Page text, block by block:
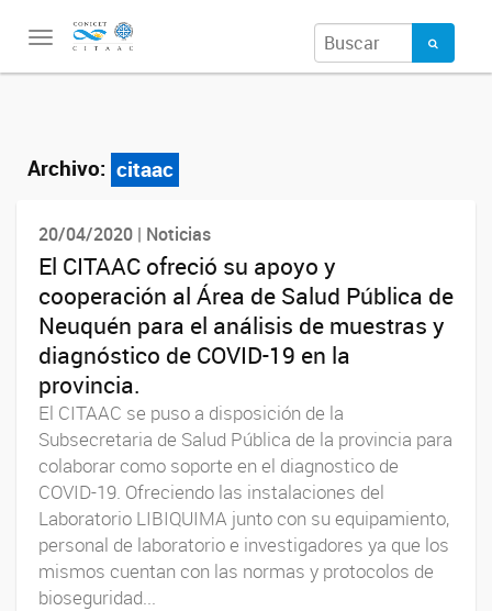
Toggle
Archivo: citaac
20/04/2020 | Noticias
El CITAAC ofreció su apoyo y
cooperación al Área de Salud Pública de
Neuquén para el análisis de muestras y
diagnóstico de COVID-19 en la
provincia.
El CITAAC se puso a disposición de la
Subsecretaria de Salud Pública de la provincia para
colaborar como soporte en el diagnostico de
COVID-19. Ofreciendo las instalaciones del
Laboratorio LIBIQUIMA junto con su equipamiento,
personal de laboratorio e investigadores ya que los
mismos cuentan con las normas y protocolos de
bioseguridad...